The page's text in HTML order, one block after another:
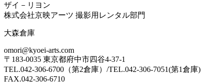
ザイ－リヨン
株式会社京映アーツ 撮影用レンタル部門
大森倉庫
omori@kyoei-arts.com
〒183-0035 東京都府中市四谷4-37-1
TEL.042-306-6700（第2倉庫）/TEL.042-306-7051(第1倉庫)
FAX.042-306-6710